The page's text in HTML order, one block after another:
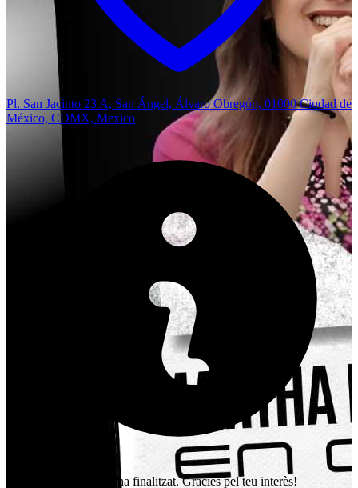
Pl. San Jacinto 23 A, San Ángel, Álvaro Obregón, 01000 Ciudad de
México, CDMX, Mexico
Aquest esdeveniment ha finalitzat. Gràcies pel teu interès!